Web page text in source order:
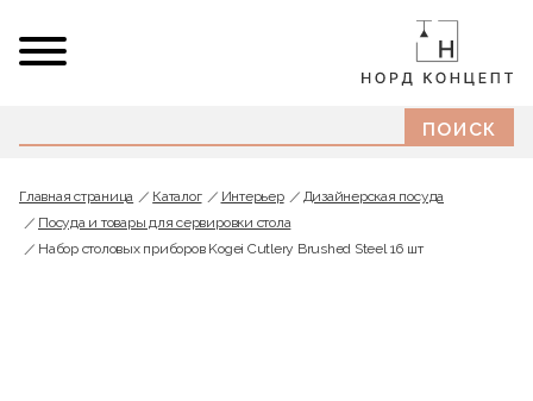
Главная страница Каталог Интерьер
Дизайнерская посуда
Посуда и товары для сервировки стола
Набор столовых приборов Kogei Cutlery Brushed Steel 16 шт